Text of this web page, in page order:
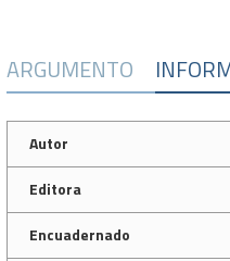
ARGUMENTO
Autor
Editora
Encuadernado